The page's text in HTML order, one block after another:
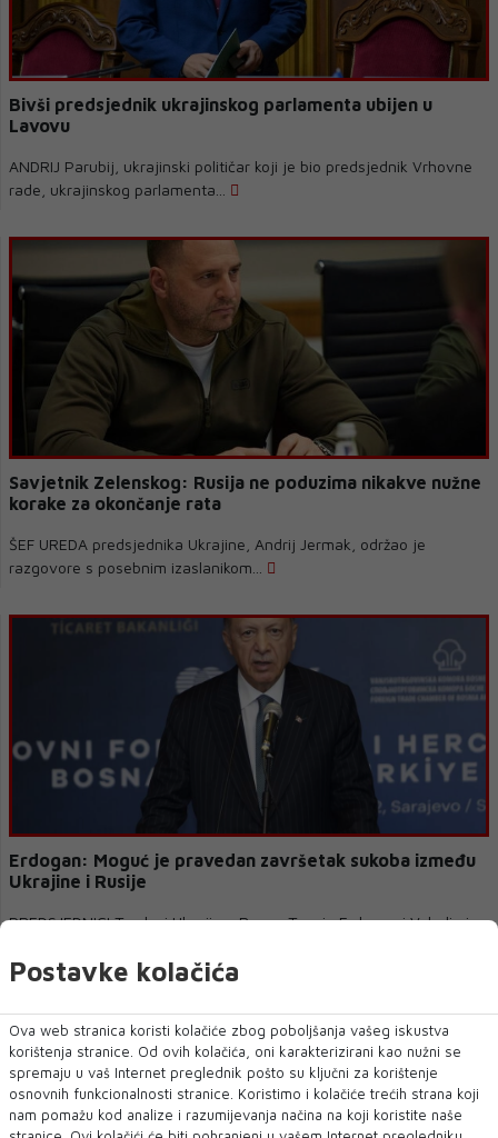
Bivši predsjednik ukrajinskog parlamenta ubijen u
Lavovu
ANDRIJ Parubij, ukrajinski političar koji je bio predsjednik Vrhovne
rade, ukrajinskog parlamenta...
Savjetnik Zelenskog: Rusija ne poduzima nikakve nužne
korake za okončanje rata
ŠEF UREDA predsjednika Ukrajine, Andrij Jermak, održao je
razgovore s posebnim izaslanikom...
Erdogan: Moguć je pravedan završetak sukoba između
Ukrajine i Rusije
PREDSJEDNICI Turske i Ukrajine, Recep Tayyip Erdogan i Volodimir
Postavke kolačića
Ova web stranica koristi kolačiće zbog poboljšanja vašeg iskustva
korištenja stranice. Od ovih kolačića, oni karakterizirani kao nužni se
spremaju u vaš Internet preglednik pošto su ključni za korištenje
osnovnih funkcionalnosti stranice. Koristimo i kolačiće trećih strana koji
nam pomažu kod analize i razumijevanja načina na koji koristite naše